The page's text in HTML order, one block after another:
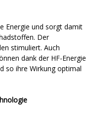
Energie und sorgt damit
Der
stimuliert. Auch
dank der HF-Energie
so ihre Wirkung optimal